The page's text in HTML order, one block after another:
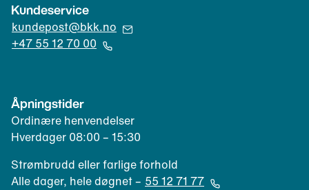
Kundeservice
kundepost@bkk.no
e
p
o
s
+47 55 12 70 00
p
n
e
r
t
e
Åpningstider
Ordinære henvendelser
Hverdager 08:00 – 15:30
Strømbrudd eller farlige forhold
Alle dager, hele døgnet – 55 12 71 77